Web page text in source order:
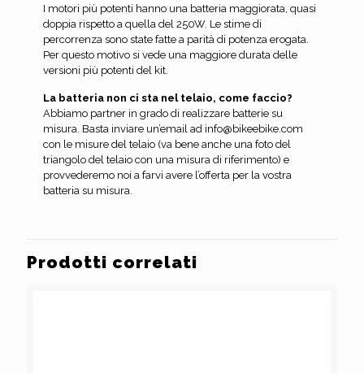
I motori più potenti hanno una batteria maggiorata, quasi
doppia rispetto a quella del 250W. Le stime di
percorrenza sono state fatte a parità di potenza erogata.
Per questo motivo si vede una maggiore durata delle
versioni più potenti del kit.
La batteria non ci sta nel telaio, come faccio?
Abbiamo partner in grado di realizzare batterie su
misura. Basta inviare un’email ad info@bikeebike.com
con le misure del telaio (va bene anche una foto del
triangolo del telaio con una misura di riferimento) e
provvederemo noi a farvi avere l’offerta per la vostra
batteria su misura.
Prodotti correlati